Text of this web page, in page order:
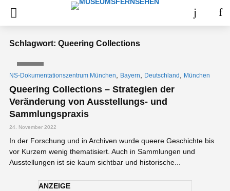
Schlagwort: Queering Collections
NS-Dokumentationszentrum München Bayern Deutschland München
Queering Collections – Strategien der
Veränderung von Ausstellungs- und
Sammlungspraxis
24. November 2022
In der Forschung und in Archiven wurde queere Geschichte bis
vor Kurzem wenig thematisiert. Auch in Sammlungen und
Ausstellungen ist sie kaum sichtbar und historische...
ANZEIGE